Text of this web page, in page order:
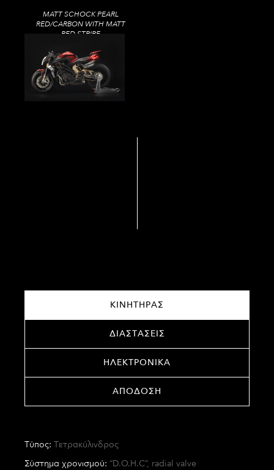
MATT SCHOCK PEARL
RED/CARBON WITH MATT
RED STRIPE
ΚΙΝΗΤΗΡΑΣ
ΔΙΑΣΤΑΣΕΙΣ
ΗΛΕΚΤΡΟΝΙΚΑ
ΑΠΟΔΟΣΗ
Τύπος: Τετρακύλινδρος
Σύστημα χρονισμού: “D.O.H.C”, radial valve